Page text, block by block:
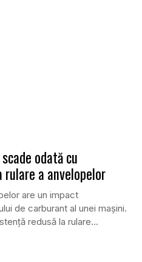
odată cu
a anvelopelor
are un impact
de carburant al unei mașini.
redusă la rulare...